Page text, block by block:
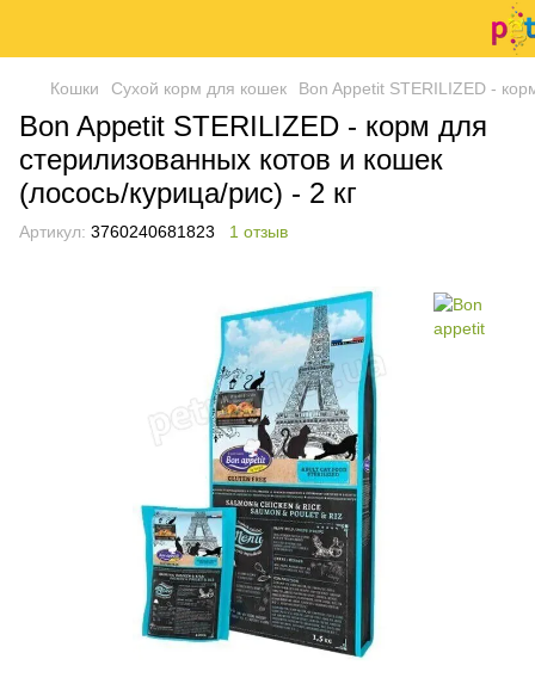
Кошки Сухой корм для кошек Bon Appetit STERILIZED -
Bon Appetit STERILIZED - корм для
стерилизованных котов и кошек
(лосось/курица/рис) - 2 кг
Артикул: 3760240681823 1 отзыв